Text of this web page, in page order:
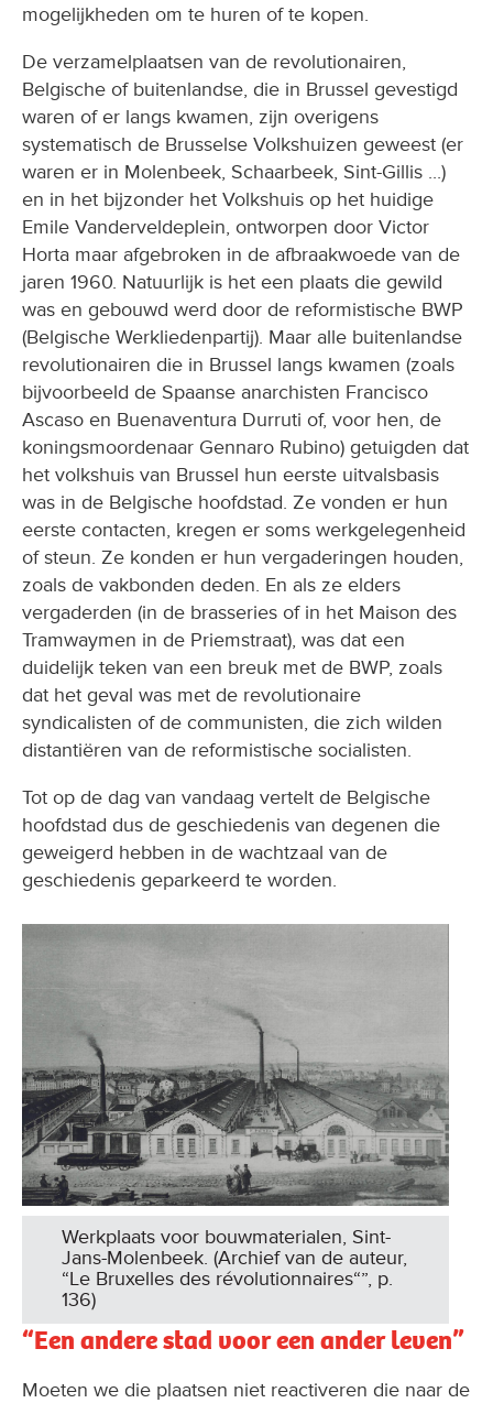
mogelijkheden om te huren of te kopen.
De verzamelplaatsen van de revolutionairen,
Belgische of buitenlandse, die in Brussel gevestigd
waren of er langs kwamen, zijn overigens
systematisch de Brusselse Volkshuizen geweest (er
waren er in Molenbeek, Schaarbeek, Sint-Gillis ...)
en in het bijzonder het Volkshuis op het huidige
Emile Vanderveldeplein, ontworpen door Victor
Horta maar afgebroken in de afbraakwoede van de
jaren 1960. Natuurlijk is het een plaats die gewild
was en gebouwd werd door de reformistische BWP
(Belgische Werkliedenpartij). Maar alle buitenlandse
revolutionairen die in Brussel langs kwamen (zoals
bijvoorbeeld de Spaanse anarchisten Francisco
Ascaso en Buenaventura Durruti of, voor hen, de
koningsmoordenaar Gennaro Rubino) getuigden dat
het volkshuis van Brussel hun eerste uitvalsbasis
was in de Belgische hoofdstad. Ze vonden er hun
eerste contacten, kregen er soms werkgelegenheid
of steun. Ze konden er hun vergaderingen houden,
zoals de vakbonden deden. En als ze elders
vergaderden (in de brasseries of in het Maison des
Tramwaymen in de Priemstraat), was dat een
duidelijk teken van een breuk met de BWP, zoals
dat het geval was met de revolutionaire
syndicalisten of de communisten, die zich wilden
distantiëren van de reformistische socialisten.
Tot op de dag van vandaag vertelt de Belgische
hoofdstad dus de geschiedenis van degenen die
geweigerd hebben in de wachtzaal van de
geschiedenis geparkeerd te worden.
Werkplaats voor bouwmaterialen, Sint-
Jans-Molenbeek. (Archief van de auteur,
“Le Bruxelles des révolutionnaires“”, p.
136)
“Een andere stad voor een ander leven”
Moeten we die plaatsen niet reactiveren die naar de